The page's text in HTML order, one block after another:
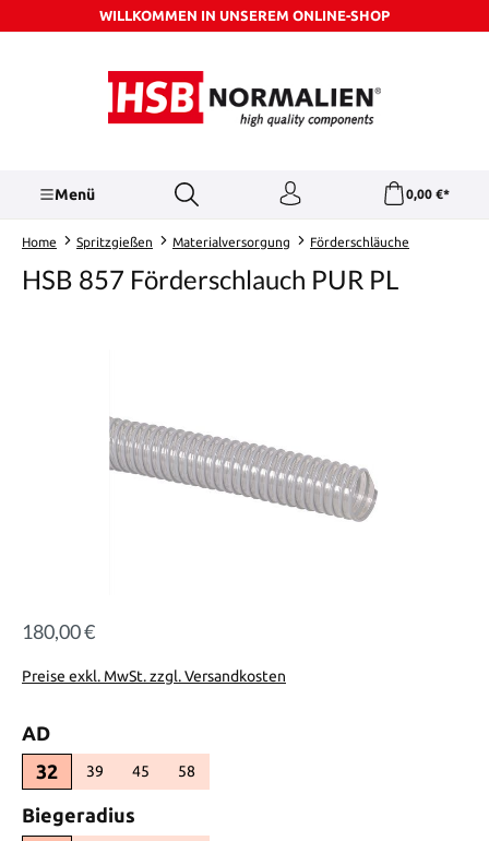
Zum Hauptinhalt springenWILLKOMMEN IN UNSEREM ONLINE-SHOP
Menü 0,00 €*
Home Spritzgießen Materialversorgung Förderschläuche
HSB 857 Förderschlauch PUR PL
Regulärer Preis:
180,00 €
Preise exkl. MwSt. zzgl. Versandkosten
ADauswählen
32
39(Diese Option ist zurzeit nicht verfügbar.)
45(Diese Option ist zurzeit nicht verfügbar.)
58(Diese Option ist zurzeit nicht verfügbar.)
Biegeradius